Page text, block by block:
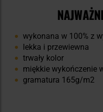
wykonana w 100% z
lekka i przewiewna
trwały kolor
miękkie wykończenie
gramatura 165g/m2